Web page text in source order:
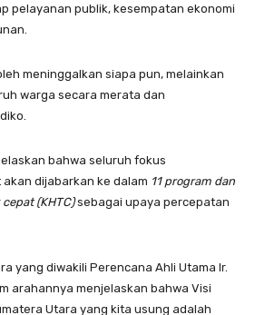
pelayanan publik, kesempatan ekonomi
meninggalkan siapa pun, melainkan
warga secara merata dan
bahwa seluruh fokus
dijabarkan ke dalam 11 program dan
(KHTC)sebagai upaya percepatan
yang diwakili Perencana Ahli Utama Ir.
arahannya menjelaskan bahwa Visi
Utara yang kita usung adalah